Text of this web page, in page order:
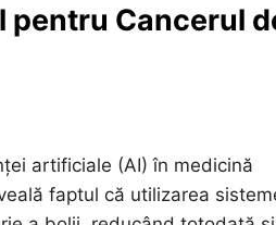
Cancerul
artificiale (AI) în medicină
faptul că utilizarea